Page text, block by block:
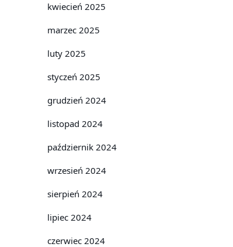
kwiecień 2025
marzec 2025
luty 2025
styczeń 2025
grudzień 2024
listopad 2024
październik 2024
wrzesień 2024
sierpień 2024
lipiec 2024
czerwiec 2024